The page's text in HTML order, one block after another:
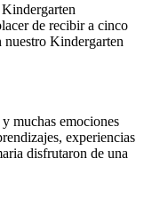
Kindergarten
de recibir a cinco
nuestro Kindergarten
muchas emociones
experiencias
disfrutaron de una